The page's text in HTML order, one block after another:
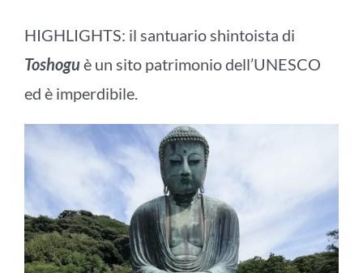
HIGHLIGHTS: il santuario shintoista di
Toshoguè un sito patrimonio dell’UNESCO
ed è imperdibile.